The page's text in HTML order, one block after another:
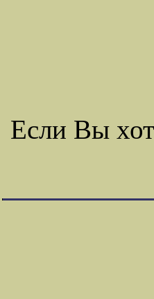
Если Вы